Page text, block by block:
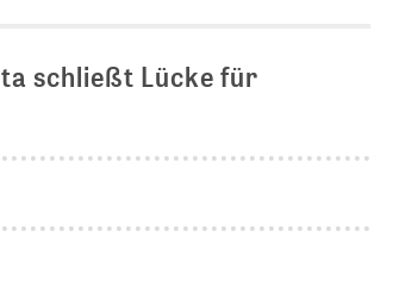
schließt Lücke für